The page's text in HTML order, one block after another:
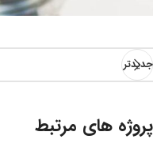
جدیدتر
پروژه های مرتبط